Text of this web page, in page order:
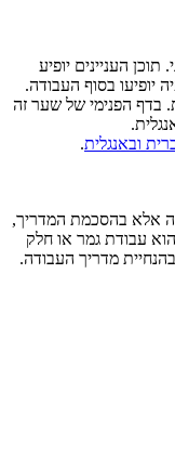
העניינים יופיע
יופיעו בסוף העבודה.
בדף הפנימי של שער זה
ובאנגלית.
אלא בהסכמת המדריך,
עבודת גמר או חלק
מדריך העבודה.